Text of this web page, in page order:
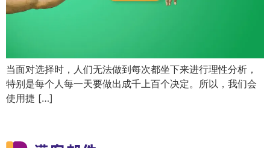
当面对选择时，人们无法做到每次都坐下来进行理性分析，
特别是每个人每一天要做出成千上百个决定。所以，我们会
使用捷 […]